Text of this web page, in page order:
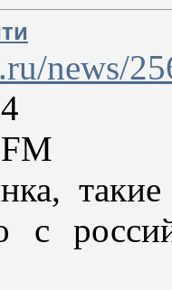
news/
с